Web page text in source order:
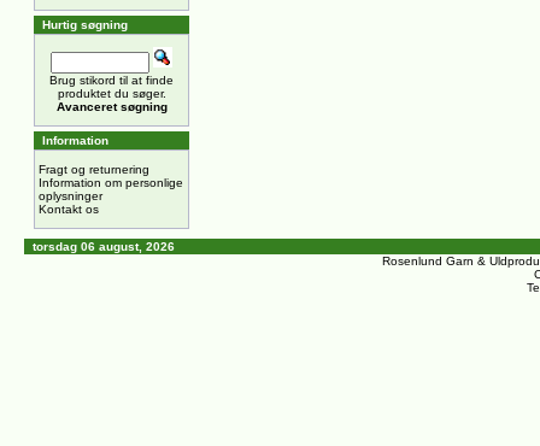
Hurtig søgning
Brug stikord til at finde
produktet du søger.
Avanceret søgning
Information
Fragt og returnering
Information om personlige
oplysninger
Kontakt os
torsdag 06 august, 2026
Rosenlund Garn &